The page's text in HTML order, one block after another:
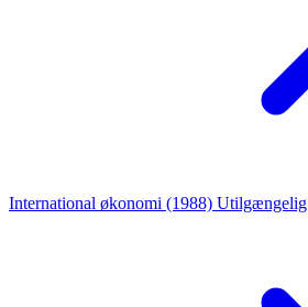
International økonomi (1988) Utilgængelig